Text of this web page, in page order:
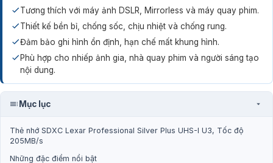
Tương thích với máy ảnh DSLR, Mirrorless và máy quay phim.
Thiết kế bền bỉ, chống sốc, chịu nhiệt và chống rung.
Đảm bảo ghi hình ổn định, hạn chế mất khung hình.
Phù hợp cho nhiếp ảnh gia, nhà quay phim và người sáng tạo
nội dung.
Mục lục
Thẻ nhớ SDXC Lexar Professional Silver Plus UHS-I U3, Tốc độ
205MB/s
Những đặc điểm nổi bật